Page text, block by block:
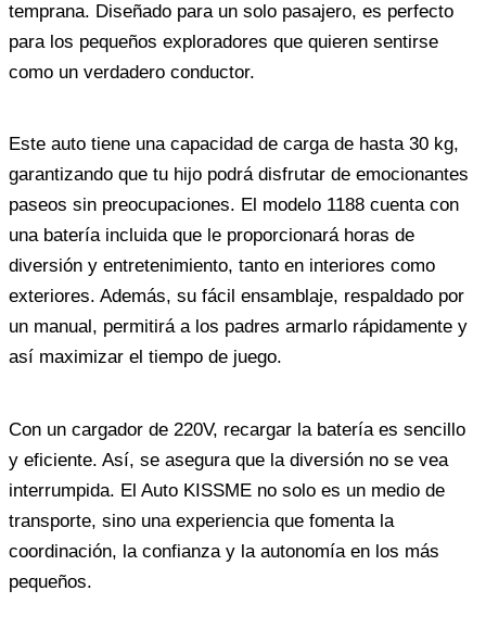
temprana. Diseñado para un solo pasajero, es perfecto
para los pequeños exploradores que quieren sentirse
como un verdadero conductor.
Este auto tiene una capacidad de carga de hasta 30 kg,
garantizando que tu hijo podrá disfrutar de emocionantes
paseos sin preocupaciones. El modelo 1188 cuenta con
una batería incluida que le proporcionará horas de
diversión y entretenimiento, tanto en interiores como
exteriores. Además, su fácil ensamblaje, respaldado por
un manual, permitirá a los padres armarlo rápidamente y
así maximizar el tiempo de juego.
Con un cargador de 220V, recargar la batería es sencillo
y eficiente. Así, se asegura que la diversión no se vea
interrumpida. El Auto KISSME no solo es un medio de
transporte, sino una experiencia que fomenta la
coordinación, la confianza y la autonomía en los más
pequeños.